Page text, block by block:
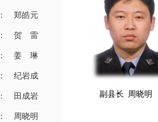
郑皓元
： 贺 雷
： 姜 琳
纪岩成
田成岩
周晓明
副县长 周晓明